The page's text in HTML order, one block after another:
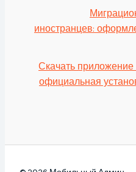
иностранцев:
Скачать
официальная